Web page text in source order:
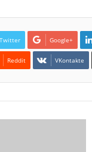
Twitter Google+
Reddit VKontakte